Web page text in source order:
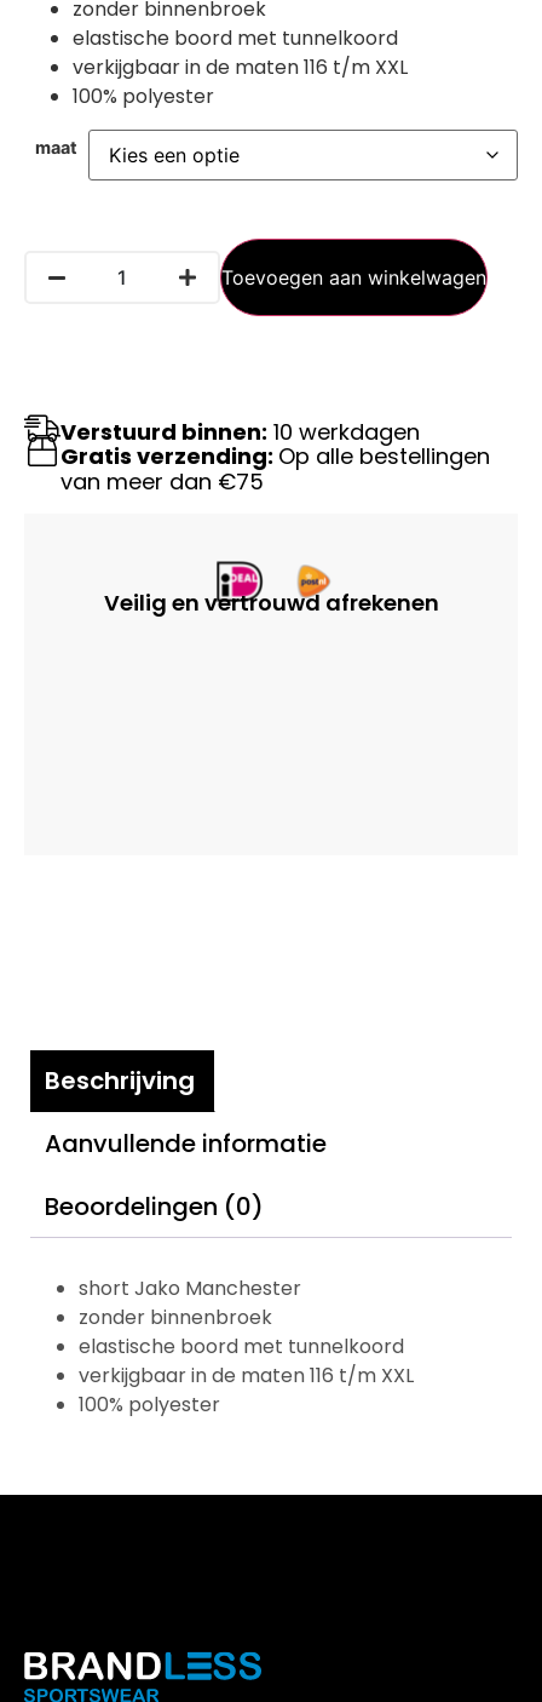
zonder binnenbroek
elastische boord met tunnelkoord
verkijgbaar in de maten 116 t/m XXL
100% polyester
maat
Toevoegen aan winkelwagen
Verstuurd binnen: 10 werkdagen
Gratis verzending: Op alle bestellingen
van meer dan €75
Veilig en vertrouwd afrekenen
Beschrijving
Aanvullende informatie
Beoordelingen (0)
short Jako Manchester
zonder binnenbroek
elastische boord met tunnelkoord
verkijgbaar in de maten 116 t/m XXL
100% polyester